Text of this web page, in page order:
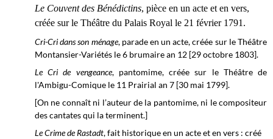
Le Couvent des Bénédictins, pièce en un acte et en vers,
créée sur le Théâtre du Palais Royal le 21 février 1791.
Cri-Cri dans son ménage, parade en un acte, créée sur le Théâtre
Montansier-Variétés le 6 brumairean 12 [29 octobre 1803].
Le Cri de vengeance, pantomime, créée sur le Théâtre de
l'Ambigu-Comique le 11 Prairial an 7 [30 mai 1799].
[On ne connaît ni l’auteur de la pantomime, ni le compositeur
des cantates qui la terminent.]
Le Crime de Rastadt, fait historique en un acte et en vers : créé